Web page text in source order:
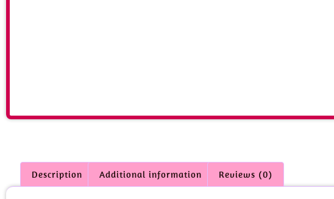
Description Additional information Reviews (0)